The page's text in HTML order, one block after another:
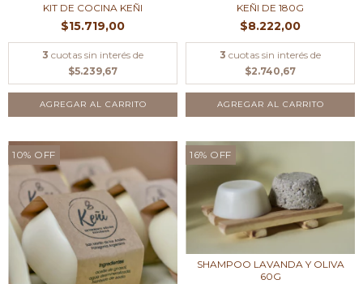
KIT DE COCINA KEÑI
$15.719,00
3 cuotas sin interés de
$5.239,67
AGREGAR AL CARRITO
KEÑI DE 180G
$8.222,00
3 cuotas sin interés de
$2.740,67
AGREGAR AL CARRITO
10% OFF 16% OFF
SHAMPOO LAVANDA Y OLIVA
60G